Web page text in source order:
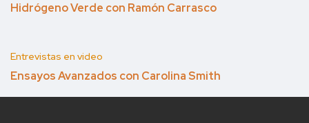
Hidrógeno Verde con Ramón Carrasco
Entrevistas en video
Ensayos Avanzados con Carolina Smith